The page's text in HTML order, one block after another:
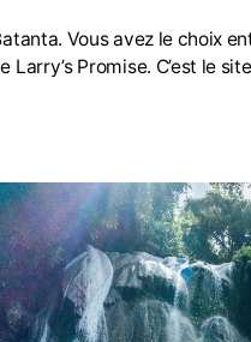
Vous avez le choix
Promise. C’est le